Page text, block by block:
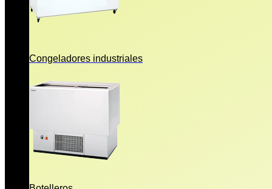
Congeladores industriales